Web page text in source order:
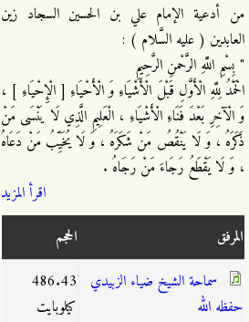
من أدعية الإمام علي بن الحسين السجاد زين
العابدين ( عليه السَّلام ) :
" بِسْمِ اللَّهِ الرَّحْمنِ الرَّحِيمِ
الْحَمْدُ لِلَّهِ الْأَوَّلِ قَبْلَ الْأَشْيَاءِ وَ الْأَحْيَاءِ [ الْإِحْيَاءِ ] ،
وَ الْآخِرِ بَعْدَ فَنَاءِ الْأَشْيَاءِ ، الْعَلِيمِ الَّذِي لَا يَنْسَى مَنْ
ذَكَرَهُ ، وَ لَا يَنْقُصُ مَنْ شَكَرَهُ ، وَ لَا يُخَيِّبُ مَنْ دَعَاهُ
، وَ لَا يَقْطَعُ رَجَاءَ مَنْ رَجَاهُ .
اقرأ المزيد
المرفق
الحجم
سماحة الشيخ ضياء الزبيدي
حفظه الله
486.43
كيلوبايت